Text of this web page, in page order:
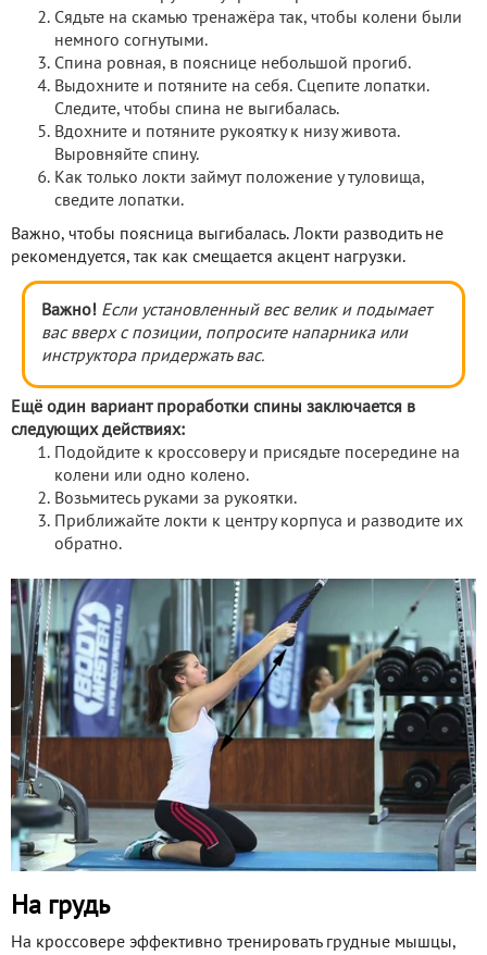
Сядьте на скамью тренажёра так, чтобы колени были
немного согнутыми.
Спина ровная, в пояснице небольшой прогиб.
Выдохните и потяните на себя. Сцепите лопатки.
Следите, чтобы спина не выгибалась.
Вдохните и потяните рукоятку к низу живота.
Выровняйте спину.
Как только локти займут положение у туловища,
сведите лопатки.
Важно, чтобы поясница выгибалась. Локти разводить не
рекомендуется, так как смещается акцент нагрузки.
Важно! Если установленный вес велик и подымает
вас вверх с позиции, попросите напарника или
инструктора придержать вас.
Ещё один вариант проработки спины заключается в
следующих действиях:
Подойдите к кроссоверу и присядьте посередине на
колени или одно колено.
Возьмитесь руками за рукоятки.
Приближайте локти к центру корпуса и разводите их
обратно.
На грудь
На кроссовере эффективно тренировать грудные мышцы,